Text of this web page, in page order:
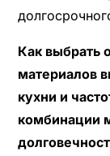
Как выбрать
материалов
кухни и
комбинации